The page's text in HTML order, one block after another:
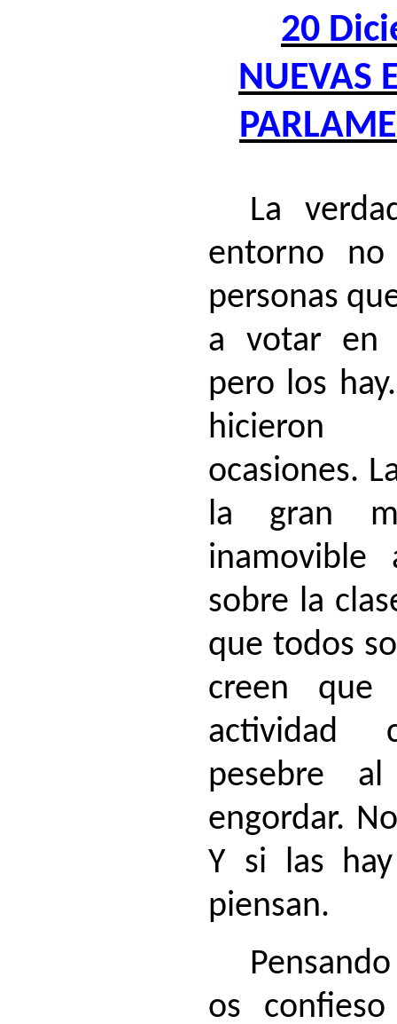
20
NUEVAS
La
entorno
personas
a votar en
pero los
hicieron
ocasiones.
la gran
inamovible
sobre la
que todos
creen que
actividad
pesebre
engordar.
Y si las
piensan.
os